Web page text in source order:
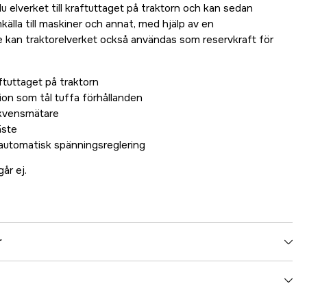
elverket till kraftuttaget på traktorn och kan sedan
till maskiner och annat, med hjälp av en
kan traktorelverket också användas som reservkraft för
på traktorn
som tål tuffa förhållanden
spänningsreglering
ej.